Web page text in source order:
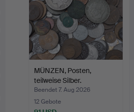
MÜNZEN, Posten,
teilweise Silber.
Beendet 7. Aug 2026
12 Gebote